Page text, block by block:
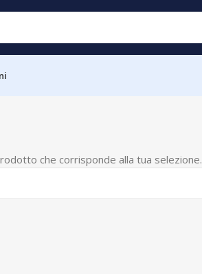
che corrisponde alla tua selezione.